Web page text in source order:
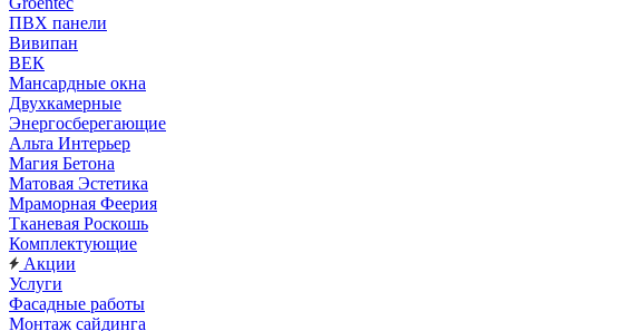
ПВХ панели
Вивипан
ВЕК
Мансардные окна
Двухкамерные
Энергосберегающие
Альта Интерьер
Магия Бетона
Матовая Эстетика
Мраморная Феерия
Тканевая Роскошь
Комплектующие
Акции
Услуги
Фасадные работы
Монтаж сайдинга